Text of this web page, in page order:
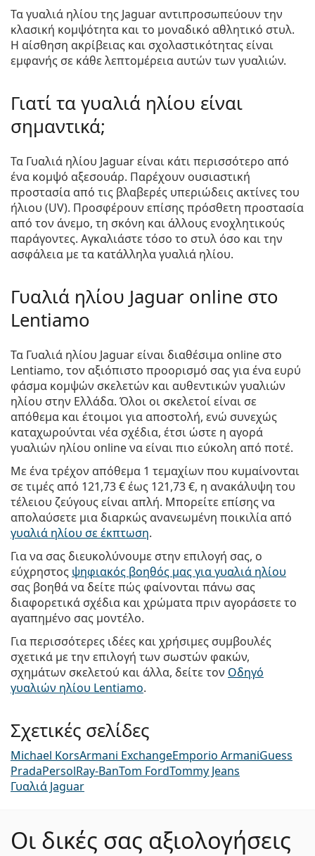
Τα γυαλιά ηλίου της Jaguar αντιπροσωπεύουν την
κλασική κομψότητα και το μοναδικό αθλητικό στυλ.
Η αίσθηση ακρίβειας και σχολαστικότητας είναι
εμφανής σε κάθε λεπτομέρεια αυτών των γυαλιών.
Γιατί τα γυαλιά ηλίου είναι
σημαντικά;
Τα Γυαλιά ηλίου Jaguar είναι κάτι περισσότερο από
ένα κομψό αξεσουάρ. Παρέχουν ουσιαστική
προστασία από τις βλαβερές υπεριώδεις ακτίνες του
ήλιου (UV). Προσφέρουν επίσης πρόσθετη προστασία
από τον άνεμο, τη σκόνη και άλλους ενοχλητικούς
παράγοντες. Αγκαλιάστε τόσο το στυλ όσο και την
ασφάλεια με τα κατάλληλα γυαλιά ηλίου.
Γυαλιά ηλίου Jaguar online στο
Lentiamo
Τα Γυαλιά ηλίου Jaguar είναι διαθέσιμα online στο
Lentiamo, τον αξιόπιστο προορισμό σας για ένα ευρύ
φάσμα κομψών σκελετών και αυθεντικών γυαλιών
ηλίου στην Ελλάδα. Όλοι οι σκελετοί είναι σε
απόθεμα και έτοιμοι για αποστολή, ενώ συνεχώς
καταχωρούνται νέα σχέδια, έτσι ώστε η αγορά
γυαλιών ηλίου online να είναι πιο εύκολη από ποτέ.
Με ένα τρέχον απόθεμα 1 τεμαχίων που κυμαίνονται
σε τιμές από 121,73 €έως 121,73 €, η ανακάλυψη του
τέλειου ζεύγους είναι απλή. Μπορείτε επίσης να
απολαύσετε μια διαρκώς ανανεωμένη ποικιλία από
γυαλιά ηλίου σε έκπτωση.
Για να σας διευκολύνουμε στην επιλογή σας, ο
εύχρηστος ψηφιακός βοηθός μας για γυαλιά ηλίου
σας βοηθά να δείτε πώς φαίνονται πάνω σας
διαφορετικά σχέδια και χρώματα πριν αγοράσετε το
αγαπημένο σας μοντέλο.
Για περισσότερες ιδέες και χρήσιμες συμβουλές
σχετικά με την επιλογή των σωστών φακών,
σχημάτων σκελετού και άλλα, δείτε τον Οδηγό
γυαλιών ηλίου Lentiamo.
Σχετικές σελίδες
Michael KorsArmani ExchangeEmporio ArmaniGuess
PradaPersolRay-BanTom FordTommy Jeans
Γυαλιά Jaguar
Οι δικές σας αξιολογήσεις